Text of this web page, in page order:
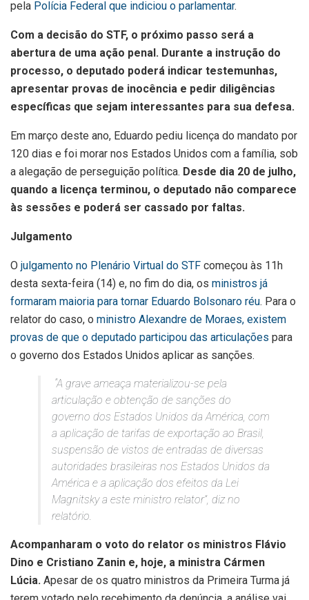
pela Polícia Federal que indiciou o parlamentar.
Com a decisão do STF, o próximo passo será a
abertura de uma ação penal. Durante a instrução do
processo, o deputado poderá indicar testemunhas,
apresentar provas de inocência e pedir diligências
específicas que sejam interessantes para sua defesa.
Em março deste ano, Eduardo pediu licença do mandato por
120 dias e foi morar nos Estados Unidos com a família, sob
a alegação de perseguição política. Desde dia 20 de julho,
quando a licença terminou, o deputado não comparece
às sessões e poderá ser cassado por faltas.
Julgamento
O julgamento no Plenário Virtual do STF começou às 11h
desta sexta-feira (14) e, no fim do dia, os ministros já
formaram maioria para tornar Eduardo Bolsonaro réu. Para o
relator do caso, o ministro Alexandre de Moraes, existem
provas de que o deputado participou das articulações para
o governo dos Estados Unidos aplicar as sanções.
“A grave ameaça materializou-se pela
articulação e obtenção de sanções do
governo dos Estados Unidos da América, com
a aplicação de tarifas de exportação ao Brasil,
suspensão de vistos de entradas de diversas
autoridades brasileiras nos Estados Unidos da
América e a aplicação dos efeitos da Lei
Magnitsky a este ministro relator”, diz no
relatório.
Acompanharam o voto do relator os ministros Flávio
Dino e Cristiano Zanin e, hoje, a ministra Cármen
Lúcia. Apesar de os quatro ministros da Primeira Turma já